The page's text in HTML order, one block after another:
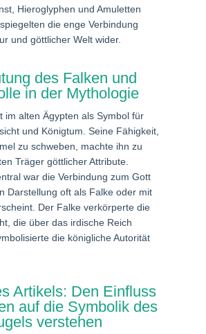
Hieroglyphen und Amuletten
die enge Verbindung
und göttlicher Welt wider.
des Falken und
in der Mythologie
im alten Ägypten als Symbol für
und Königtum. Seine Fähigkeit,
zu schweben, machte ihn zu
Träger göttlicher Attribute.
war die Verbindung zum Gott
Darstellung oft als Falke oder mit
Der Falke verkörperte die
die über das irdische Reich
die königliche Autorität
Artikels: Den Einfluss
auf die Symbolik des
verstehen